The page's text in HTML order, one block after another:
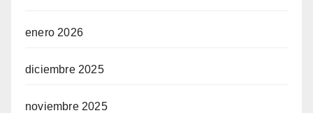
enero 2026
diciembre 2025
noviembre 2025